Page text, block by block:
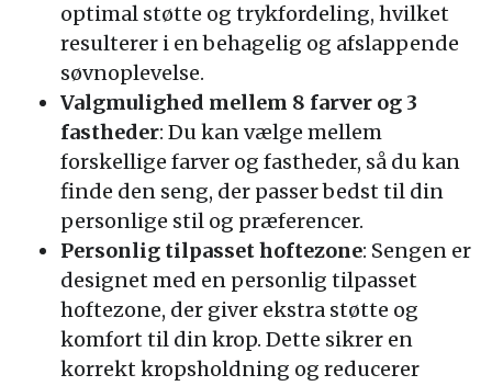
optimal støtte og trykfordeling, hvilket
resulterer i en behagelig og afslappende
søvnoplevelse.
Valgmulighed mellem 8 farver og 3
fastheder: Du kan vælge mellem
forskellige farver og fastheder, så du kan
finde den seng, der passer bedst til din
personlige stil og præferencer.
Personlig tilpasset hoftezone: Sengen er
designet med en personlig tilpasset
hoftezone, der giver ekstra støtte og
komfort til din krop. Dette sikrer en
korrekt kropsholdning og reducerer